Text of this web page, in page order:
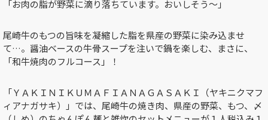
「お肉の脂が野菜に滴り落ちています。おいしそう～」
尾崎牛のもつの旨味を凝縮した脂を県産の野菜に染み込ませ
て…。醤油ベースの牛骨スープを注いで鍋を楽しむ、まさに、
「和牛焼肉のフルコース」！
「ＹＡＫＩＮＩＫＵＭＡＦＩＡＮＡＧＡＳＡＫＩ（ヤキニクマフ
ィアナガサキ）」では、尾崎牛の焼き肉、県産の野菜、もつ、〆